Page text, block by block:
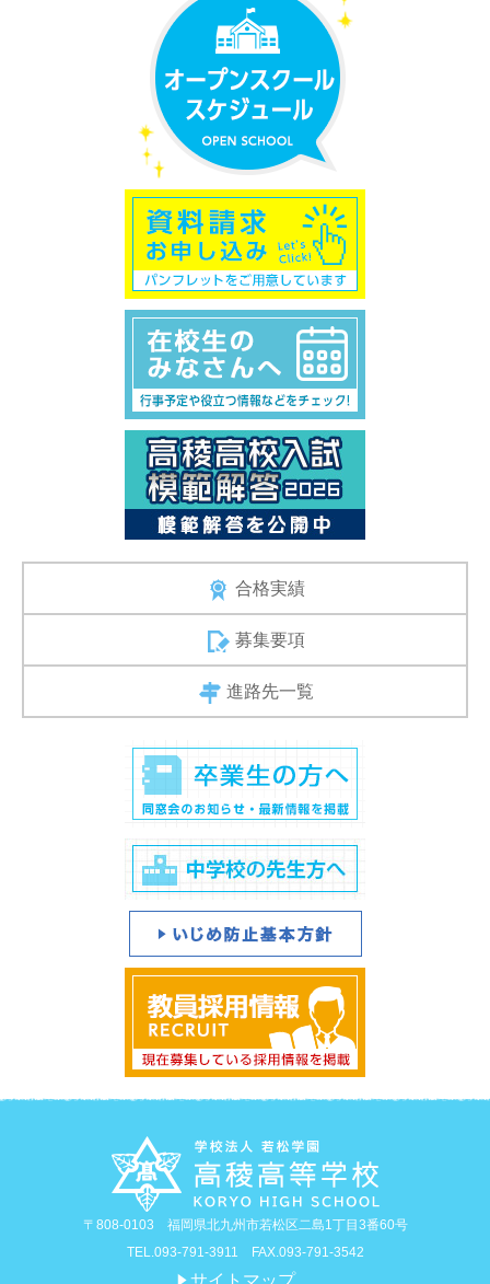
合格実績
募集要項
進路先一覧
〒808-0103 福岡県北九州市若松区二島1丁目3番60号
TEL.093-791-3911 FAX.093-791-3542
サイトマップ